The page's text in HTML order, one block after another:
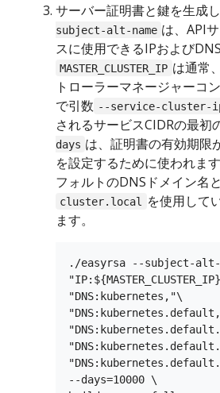
サーバー証明書と鍵を生成
subject-alt-name は、API
スに使用できるIPおよび
MASTER_CLUSTER_IP は通常
トローラーマネージャーコ
で引数 --service-cluster-
されるサービスCIDRの最初
days は、証明書の有効期限
を設定するために使われま
フォルトのDNSドメイン名
cluster.local
を使用して
ます。
./easyrsa --subject-alt-
"DNS:kubernetes,"\
--days=10000 \